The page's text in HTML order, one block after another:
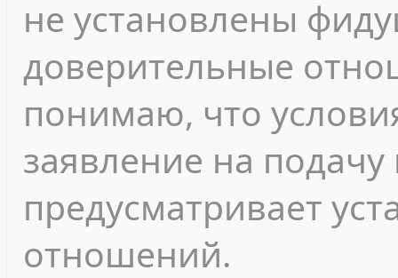
не установлены
доверительные
понимаю, что
заявление на
предусматривает
отношений.